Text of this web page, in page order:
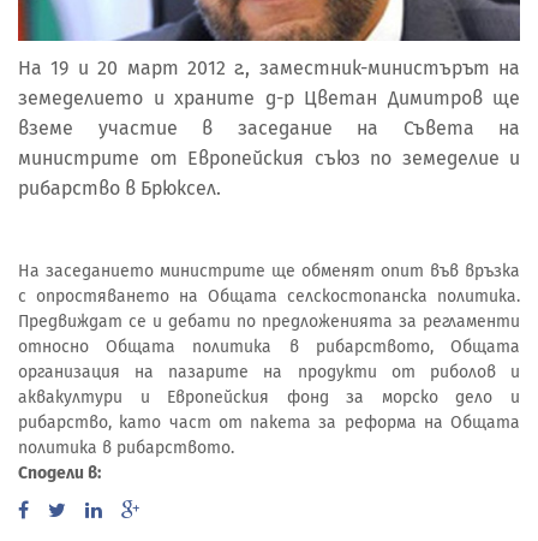
На 19 и 20 март 2012 г., заместник-министърът на
земеделието и храните д-р Цветан Димитров ще
вземе участие в заседание на Съвета на
министрите от Европейския съюз по земеделие и
рибарство в Брюксел.
На заседанието министрите ще обменят опит във връзка
с опростяването на Общата селскостопанска политика.
Предвиждат се и дебати по предложенията за регламенти
относно Общата политика в рибарството, Общата
организация на пазарите на продукти от риболов и
аквакултури и Европейския фонд за морско дело и
рибарство, като част от пакета за реформа на Общата
политика в рибарството.
Сподели в: